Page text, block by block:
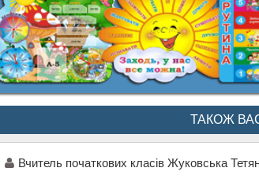
ТАКОЖ
Вчитель початкових класів Жуковська